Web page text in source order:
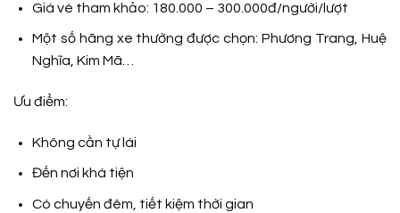
Giá vé tham khảo: 180.000 – 300.000đ/người/lượt
Một số hãng xe thường được chọn: Phương Trang, Huệ
Nghĩa, Kim Mã…
Ưu điểm:
Không cần tự lái
Đến nơi khá tiện
Có chuyến đêm, tiết kiệm thời gian